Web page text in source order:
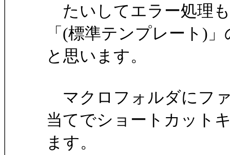
たいしてエラー処理
「(標準テンプレート)
と思います。
マクロフォルダにフ
当てでショートカット
ます。